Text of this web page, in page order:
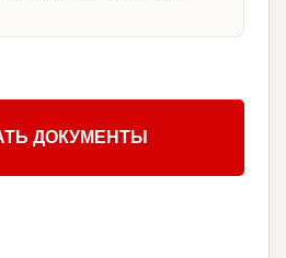
ДОКУМЕНТЫ